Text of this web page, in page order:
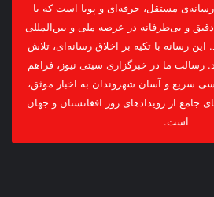
مستقل، حرفه‌ای و پویا است که با
و بی‌طرفانه در عرصه ملی و بین‌المللی
این رسانه با تکیه بر اخلاق رسانه‌ای، تلاش
رسالت ما در خبرگزاری سیتی نیوز، فراهم
سریع و آسان شهروندان به اخبار موثق،
جامع از رویدادهای روز افغانستان و جهان
است.